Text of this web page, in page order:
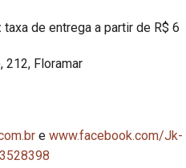
taxa de entrega a partir de R$ 6
212, Floramar
e www.facebook.com/Jk-